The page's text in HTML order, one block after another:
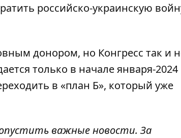
российско-украинскую
донором, но Конгресс так и
только в начале января-2024
в «план Б», который уже
важные новости. За